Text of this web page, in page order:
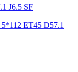
ET45 D57.1